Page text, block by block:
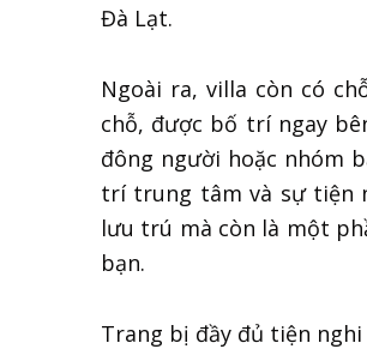
Đà Lạt.
Ngoài ra, villa còn có
chỗ, được bố trí ngay
đông người hoặc nhóm
trí trung tâm và sự tiện
lưu trú mà còn là một
bạn.
Trang bị đầy đủ tiện